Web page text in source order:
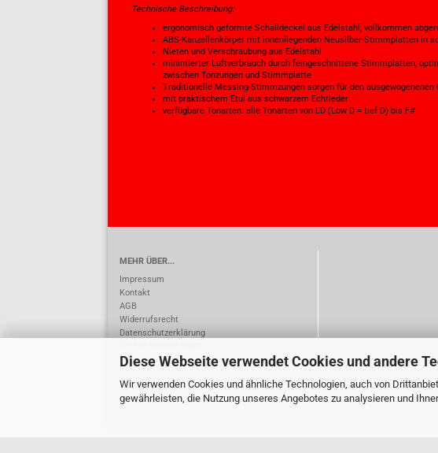
Diese Webseite verwendet Cookies und andere
Wir verwenden Cookies und ähnliche Technologien, auch von
gewährleisten, die Nutzung unseres Angebotes zu analysieren und
Technische Beschreibung:
ergonomisch geformte Schalldeckel aus Edelstahl, vollkommen
ABS-Kanzellenkörper mit innenliegenden Neusilber-Stimmplatten in
Nieten und Verschraubung aus Edelstahl
minimierter Luftverbrauch durch feingeschnittene Stimmplatten,
zwischen Tonzungen und Stimmplatte
Traditionelle Messing-Stimmzungen sorgen für den
mit praktischem Etui aus schwarzem Echtleder
verfügbare Tonarten: alle Tonarten von LD (Low D = tief D) bis F#
MEHR ÜBER...
Impressum
Kontakt
AGB
Widerrufsrecht
Datenschutzerklärung